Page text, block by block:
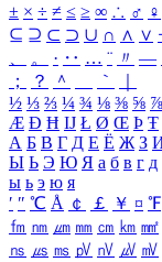
± × ÷ ≠ ≤ ≥ ∞ ∴ ♂ ♀
⊆ ⊇ ⊂ ⊃ ∪ ∩ ∧ ∨
、
。 · ‥ … ¨ 〃 ―
；
？ ＾ ｀
½ ⅓ ⅔ ¼ ¾ ⅛ ⅜ ⅝ ⅞
Æ Ð Ħ Ĳ Ł Ø Œ Þ Ŧ
А Б В Г Д Е Ё Ж З
Ы Ь Э Ю Я а б в г д
ы ь э ю я
′ ″ ℃ Å ￠ ￡ ￥ ¤ ℉
㎙ ㎚ ㎛ ㎜ ㎝ ㎞ ㎟
㎱ ㎲ ㎳ ㎴ ㎵ ㎶ ㎷